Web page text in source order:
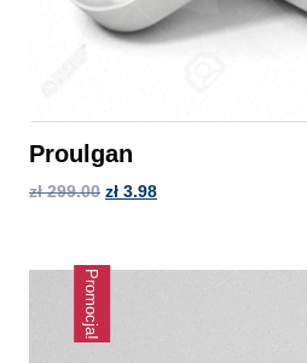
Proulgan
zł299.00 zł 3.98
Promocja!